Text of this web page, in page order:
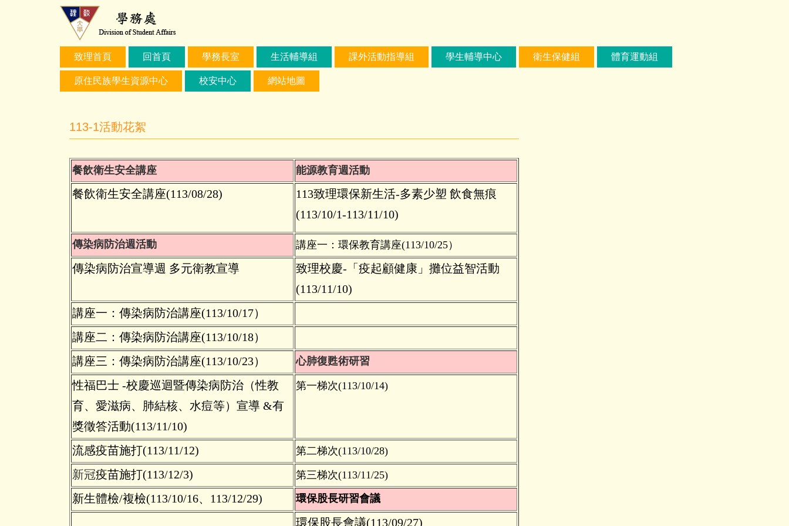
致理首頁 回首頁 學務長室 生活輔導組 課外活動指導組 學生輔導中心 衛生保健組 體育運動組
原住民族學生資源中心 校安中心 網站地圖
113-1活動花絮
餐飲衛生安全講座 能源教育週活動
餐飲衛生安全講座(113/08/28)
113致理環保新生活-多素少塑 飲食無痕
(113/10/1-113/11/10)
傳染病防治週活動 講座一：環保教育講座(113/10/25）
傳染病防治宣導週 多元衛教宣導
致理校慶-「疫起顧健康」攤位益智活動
(113/11/10)
講座一：傳染病防治講座(113/10/17）
講座二：傳染病防治講座(113/10/18）
講座三：傳染病防治講座(113/10/23）
心肺復甦術研習
性福巴士 -校慶巡迴暨傳染病防治（性教
育、愛滋病、肺結核、水痘等）宣導 &有
獎徵答活動(113/11/10)
第一梯次(113/10/14)
流感疫苗施打(113/11/12) 第二梯次(113/10/28)
新冠疫苗施打(113/12/3) 第三梯次(113/11/25)
新生體檢/複檢(113/10/16、113/12/29) 環保股長研習會議
環保股長會議(113/09/27)